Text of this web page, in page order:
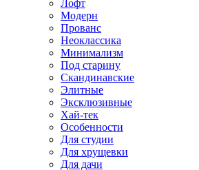
Лофт
Модерн
Прованс
Неоклассика
Минимализм
Под старину
Скандинавские
Элитные
Эксклюзивные
Хай-тек
Особенности
Для студии
Для хрущевки
Для дачи